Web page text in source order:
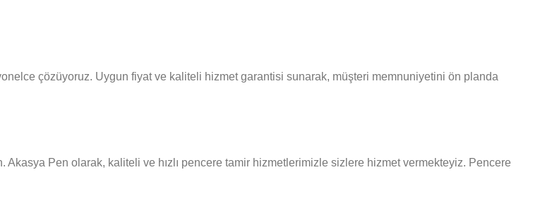
çözüyoruz. Uygun fiyat ve kaliteli hizmet garantisi sunarak, müşteri memnuniyetini ön planda
Pen olarak, kaliteli ve hızlı pencere tamir hizmetlerimizle sizlere hizmet vermekteyiz. Pencere